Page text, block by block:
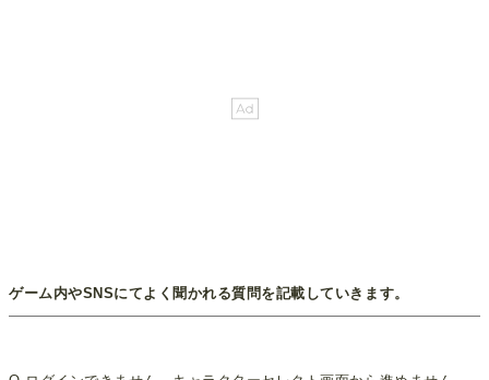
ゲーム内やSNSにてよく聞かれる質問を記載していきます。